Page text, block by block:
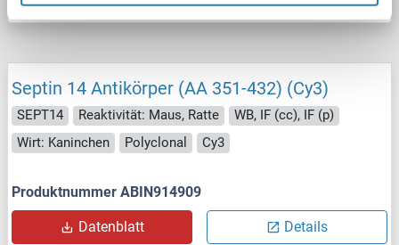
Septin 14 Antikörper (AA 351-432) (Cy3)
SEPT14 Reaktivität: Maus, Ratte
WB, IF (cc), IF (p)
Wirt: Kaninchen
Polyclonal Cy3
Produktnummer ABIN914909
Datenblatt Details